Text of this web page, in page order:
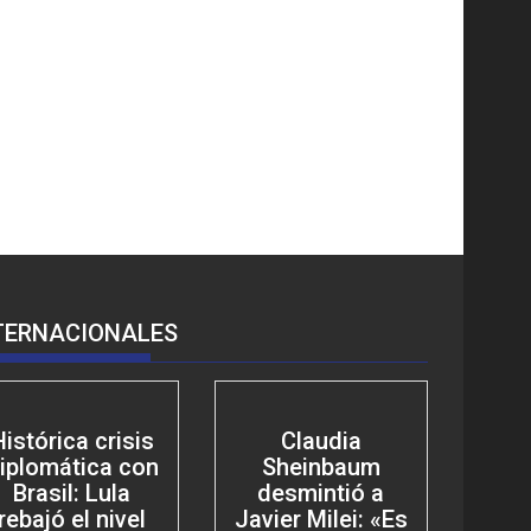
crisis
con
Brasil: Lula
el nivel
Claudia
Sheinbaum
desmintió a
Javier Milei: «Es